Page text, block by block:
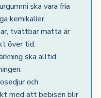
ska vara fria
kemikalier.
tvättbar matta är
över tid.
ska alltid
och
med att bebisen blir